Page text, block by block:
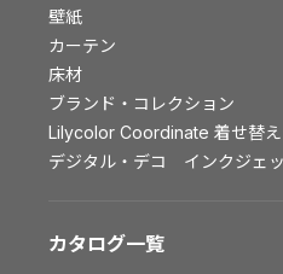
資料ダウンロード
画像ダウンロード
動画一覧
お手入れ便利帳
お役立ち資料
お問い合わせ（一般のお客様）
壁紙
カーテン
床材
ブランド・コレクション
Lilycolor Coordinate 着せ替
デジタル・デコ インクジェ
カタログ一覧